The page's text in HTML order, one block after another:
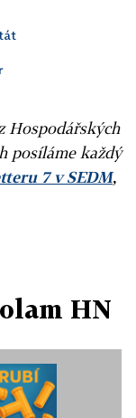
Hospodářských
posíláme každý
7 v SEDM,
HN